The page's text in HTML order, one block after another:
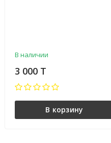
В наличии
3 000 T
В корзину